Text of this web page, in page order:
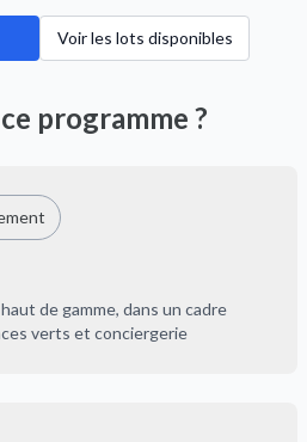
Voir les lots disponibles
programme ?
de gamme, dans un cadre
verts et conciergerie